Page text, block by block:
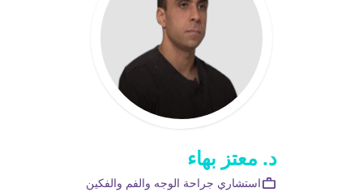
د. معتز بهاء
استشاري جراحة الوجه والفم والفكين